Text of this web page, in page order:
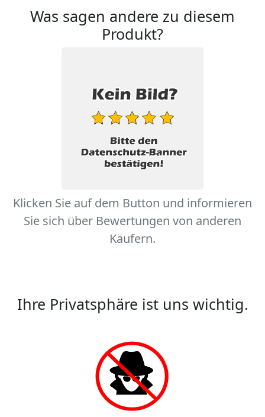
Was sagen andere zu diesem
Produkt?
Klicken Sie auf dem Button und informieren
Sie sich über Bewertungen von anderen
Käufern.
Ihre Privatsphäre ist uns wichtig.